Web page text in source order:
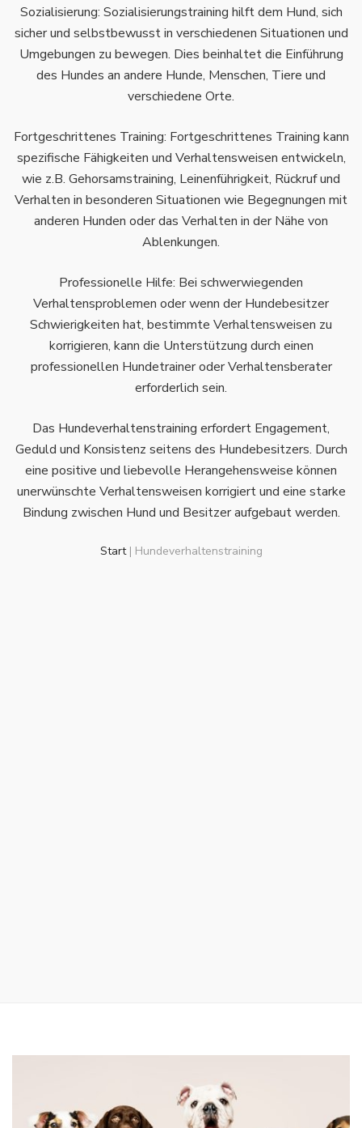
Sozialisierung: Sozialisierungstraining hilft dem Hund, sich
sicher und selbstbewusst in verschiedenen Situationen und
Umgebungen zu bewegen. Dies beinhaltet die Einführung
des Hundes an andere Hunde, Menschen, Tiere und
verschiedene Orte.
Fortgeschrittenes Training: Fortgeschrittenes Training kann
spezifische Fähigkeiten und Verhaltensweisen entwickeln,
wie z.B. Gehorsamstraining, Leinenführigkeit, Rückruf und
Verhalten in besonderen Situationen wie Begegnungen mit
anderen Hunden oder das Verhalten in der Nähe von
Ablenkungen.
Professionelle Hilfe: Bei schwerwiegenden
Verhaltensproblemen oder wenn der Hundebesitzer
Schwierigkeiten hat, bestimmte Verhaltensweisen zu
korrigieren, kann die Unterstützung durch einen
professionellen Hundetrainer oder Verhaltensberater
erforderlich sein.
Das Hundeverhaltenstraining erfordert Engagement,
Geduld und Konsistenz seitens des Hundebesitzers. Durch
eine positive und liebevolle Herangehensweise können
unerwünschte Verhaltensweisen korrigiert und eine starke
Bindung zwischen Hund und Besitzer aufgebaut werden.
Start | Hundeverhaltenstraining